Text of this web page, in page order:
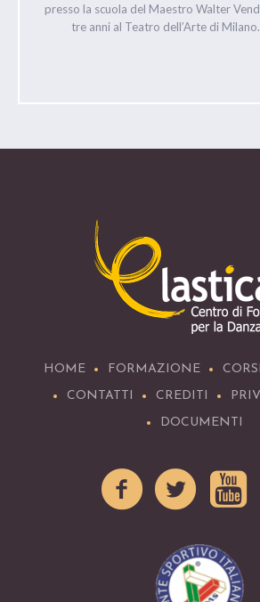
presso la scuola del Maestro Walter
tre anni al Teatro dell’Arte di
HOME FORMAZIONE CORSI
CONTATTI
CREDITI
DOCUMENTI